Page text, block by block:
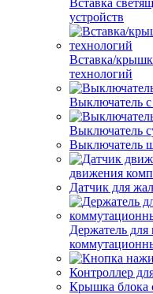
Вставка
устройств
Вставка/
технологий
Выключатель
Выключатель
Выключатель
движения
Датчик для
Держатель
Контроллер
Крышка блока